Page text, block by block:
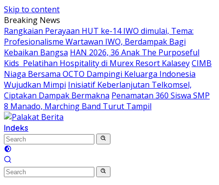
Skip to content
Breaking News
Rangkaian Perayaan HUT ke-14 IWO dimulai, Tema:
Profesionalisme Wartawan IWO, Berdampak Bagi
Kebaikan Bangsa HAN 2026, 36 Anak The Purposeful
Kids Pelatihan Hospitality di Murex Resort KalaseyCIMB
Niaga Bersama OCTO Dampingi Keluarga Indonesia
Wujudkan Mimpi Inisiatif Keberlanjutan Telkomsel,
Ciptakan Dampak Bermakna Penamatan 360 Siswa SMP
8 Manado, Marching Band Turut Tampil
Indeks